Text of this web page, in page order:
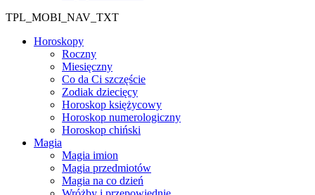
TPL_MOBI_NAV_TXT
Horoskopy
Roczny
Miesięczny
Co da Ci szczęście
Zodiak dziecięcy
Horoskop księżycowy
Horoskop numerologiczny
Horoskop chiński
Magia
Magia imion
Magia przedmiotów
Magia na co dzień